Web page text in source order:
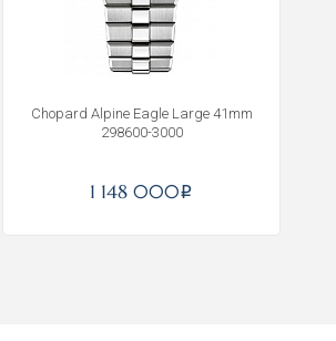
Chopard Alpine Eagle Large 41mm
298600-3000
1 148 000i